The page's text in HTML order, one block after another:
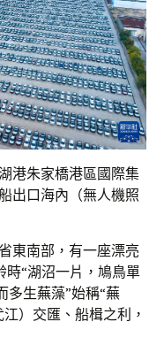
港朱家橋港區國際集
出口海內（無人機照
東南部，有一座漂亮
“湖沼一片，鳩鳥單
多生蕪藻”始稱“蕪
）交匯、船楫之利，